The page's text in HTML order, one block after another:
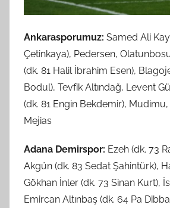
Ankarasporumuz: Samed Ali
Çetinkaya), Pedersen,
(dk. 81 Halil İbrahim Esen),
Bodul), Tevfik Altındağ, Levent
(dk. 81 Engin Bekdemir), Mudimu,
Mejias
Adana Demirspor: Ezeh (dk. 73
Akgün (dk. 83 Sedat Şahintürk),
Gökhan İnler (dk. 73 Sinan Kurt),
Emircan Altınbaş (dk. 64 Pa